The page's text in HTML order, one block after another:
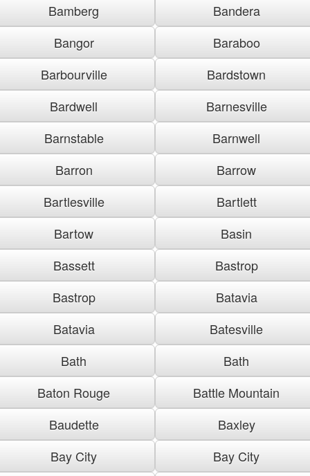
Bamberg
Bandera
Bangor
Baraboo
Barbourville
Bardstown
Bardwell
Barnesville
Barnstable
Barnwell
Barron
Barrow
Bartlesville
Bartlett
Bartow
Basin
Bassett
Bastrop
Bastrop
Batavia
Batavia
Batesville
Bath
Bath
Baton Rouge
Battle Mountain
Baudette
Baxley
Bay City
Bay City